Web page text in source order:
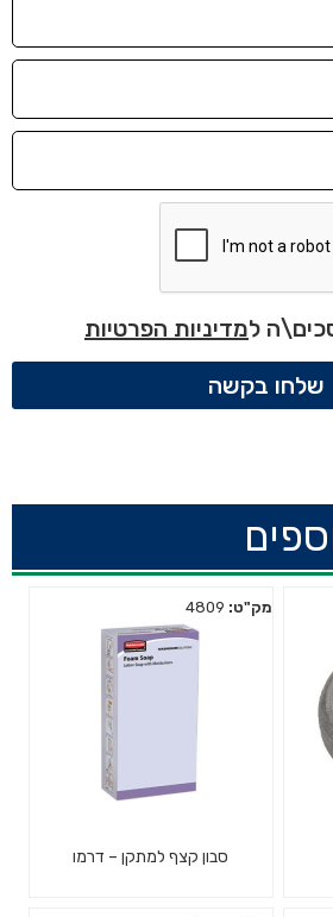
למדיניות הפרטיות
שלחו בקשה
מק"ט:
סבון קצף למתקן – דרמו